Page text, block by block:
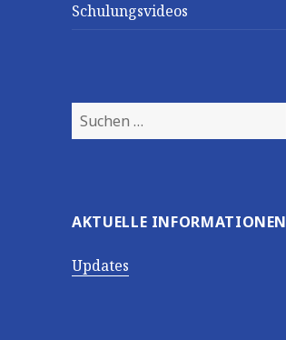
Schulungsvideos
Suchen
nach:
AKTUELLE INFORMATIONEN
Updates